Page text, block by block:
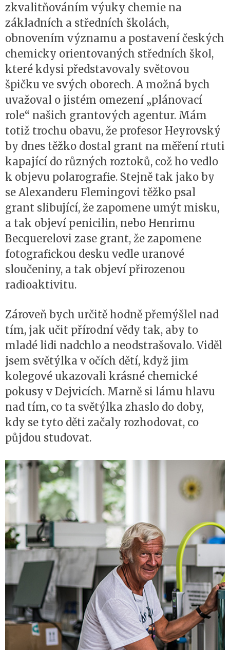
zkvalitňováním výuky chemie na
základních a středních školách,
obnovením významu a postavení českých
chemicky orientovaných středních škol,
které kdysi představovaly světovou
špičku ve svých oborech. A možná bych
uvažoval o jistém omezení „plánovací
role“ našich grantových agentur. Mám
totiž trochu obavu, že profesor Heyrovský
by dnes těžko dostal grant na měření rtuti
kapající do různých roztoků, což ho vedlo
k objevu polarografie. Stejně tak jako by
se Alexanderu Flemingovi těžko psal
grant slibující, že zapomene umýt misku,
a tak objeví penicilin, nebo Henrimu
Becquerelovi zase grant, že zapomene
fotografickou desku vedle uranové
sloučeniny, a tak objeví přirozenou
radioaktivitu.
Zároveň bych určitě hodně přemýšlel nad
tím, jak učit přírodní vědy tak, aby to
mladé lidi nadchlo a neodstrašovalo. Viděl
jsem světýlka v očích dětí, když jim
kolegové ukazovali krásné chemické
pokusy v Dejvicích. Marně si lámu hlavu
nad tím, co ta světýlka zhaslo do doby,
kdy se tyto děti začaly rozhodovat, co
půjdou studovat.